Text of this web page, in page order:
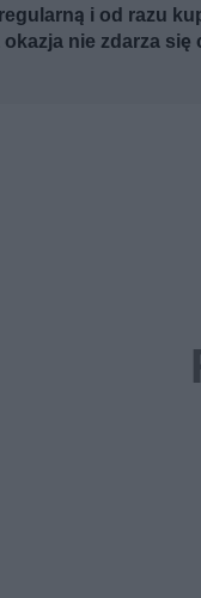
i od razu
nie zdarza się